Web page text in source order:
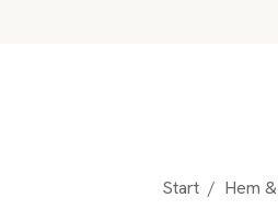
Start / Hem